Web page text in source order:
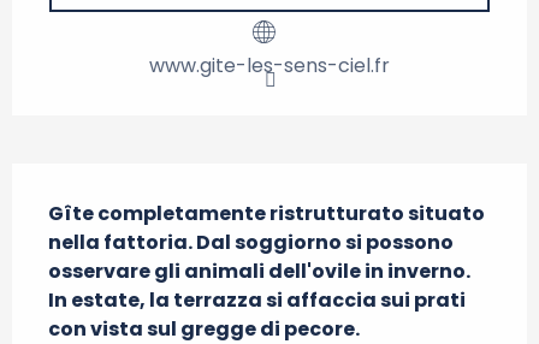
www.gite-les-sens-ciel.fr
Gîte completamente ristrutturato situato
nella fattoria. Dal soggiorno si possono
osservare gli animali dell'ovile in inverno.
In estate, la terrazza si affaccia sui prati
con vista sul gregge di pecore.